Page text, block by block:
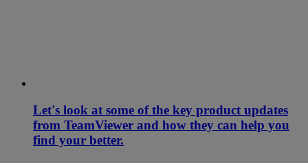
Let's look at some of the key product updates
from TeamViewer and how they can help you
find your better.